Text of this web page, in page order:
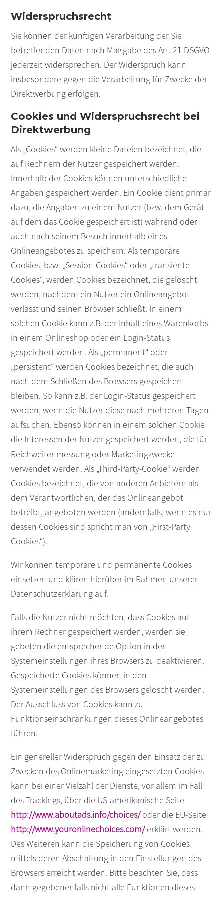
Widerspruchsrecht
Sie können der künftigen Verarbeitung der Sie
betreffenden Daten nach Maßgabe des Art. 21 DSGVO
jederzeit widersprechen. Der Widerspruch kann
insbesondere gegen die Verarbeitung für Zwecke der
Direktwerbung erfolgen.
Cookies und Widerspruchsrecht bei
Direktwerbung
Als „Cookies“ werden kleine Dateien bezeichnet, die
auf Rechnern der Nutzer gespeichert werden.
Innerhalb der Cookies können unterschiedliche
Angaben gespeichert werden. Ein Cookie dient primär
dazu, die Angaben zu einem Nutzer (bzw. dem Gerät
auf dem das Cookie gespeichert ist) während oder
auch nach seinem Besuch innerhalb eines
Onlineangebotes zu speichern. Als temporäre
Cookies, bzw. „Session-Cookies“ oder „transiente
Cookies“, werden Cookies bezeichnet, die gelöscht
werden, nachdem ein Nutzer ein Onlineangebot
verlässt und seinen Browser schließt. In einem
solchen Cookie kann z.B. der Inhalt eines Warenkorbs
in einem Onlineshop oder ein Login-Status
gespeichert werden. Als „permanent“ oder
„persistent“ werden Cookies bezeichnet, die auch
nach dem Schließen des Browsers gespeichert
bleiben. So kann z.B. der Login-Status gespeichert
werden, wenn die Nutzer diese nach mehreren Tagen
aufsuchen. Ebenso können in einem solchen Cookie
die Interessen der Nutzer gespeichert werden, die für
Reichweitenmessung oder Marketingzwecke
verwendet werden. Als „Third-Party-Cookie“ werden
Cookies bezeichnet, die von anderen Anbietern als
dem Verantwortlichen, der das Onlineangebot
betreibt, angeboten werden (andernfalls, wenn es nur
dessen Cookies sind spricht man von „First-Party
Cookies“).
Wir können temporäre und permanente Cookies
einsetzen und klären hierüber im Rahmen unserer
Datenschutzerklärung auf.
Falls die Nutzer nicht möchten, dass Cookies auf
ihrem Rechner gespeichert werden, werden sie
gebeten die entsprechende Option in den
Systemeinstellungen ihres Browsers zu deaktivieren.
Gespeicherte Cookies können in den
Systemeinstellungen des Browsers gelöscht werden.
Der Ausschluss von Cookies kann zu
Funktionseinschränkungen dieses Onlineangebotes
führen.
Ein genereller Widerspruch gegen den Einsatz der zu
Zwecken des Onlinemarketing eingesetzten Cookies
kann bei einer Vielzahl der Dienste, vor allem im Fall
des Trackings, über die US-amerikanische Seite
http://www.aboutads.info/choices/oder die EU-Seite
http://www.youronlinechoices.com/erklärt werden.
Des Weiteren kann die Speicherung von Cookies
mittels deren Abschaltung in den Einstellungen des
Browsers erreicht werden. Bitte beachten Sie, dass
dann gegebenenfalls nicht alle Funktionen dieses